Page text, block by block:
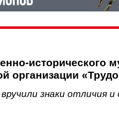
исторического
организации
знаки отличия